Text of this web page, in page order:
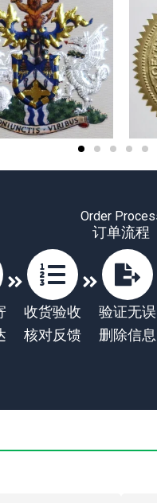
Order
订单流程
收货验收
核对反馈
验证无误
删除信息